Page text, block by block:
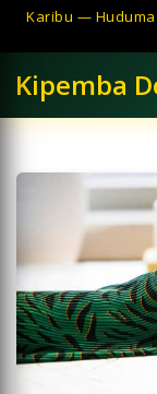
Ruka
hadi
maudhui
Karibu — Huduma
Kipemba